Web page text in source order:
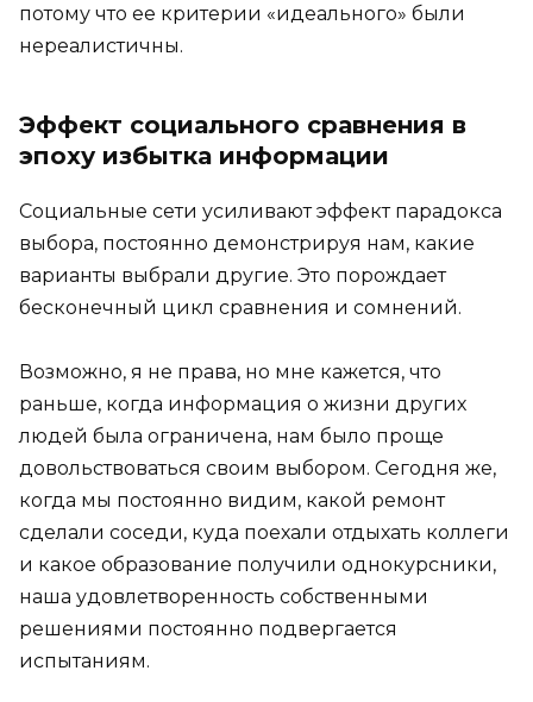
потому что ее критерии «идеального» были
нереалистичны.
Эффект социального сравнения в
эпоху избытка информации
Социальные сети усиливают эффект парадокса
выбора, постоянно демонстрируя нам, какие
варианты выбрали другие. Это порождает
бесконечный цикл сравнения и сомнений.
Возможно, я не права, но мне кажется, что
раньше, когда информация о жизни других
людей была ограничена, нам было проще
довольствоваться своим выбором. Сегодня же,
когда мы постоянно видим, какой ремонт
сделали соседи, куда поехали отдыхать коллеги
и какое образование получили однокурсники,
наша удовлетворенность собственными
решениями постоянно подвергается
испытаниям.